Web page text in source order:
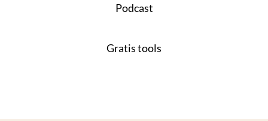
Podcast
Gratis tools